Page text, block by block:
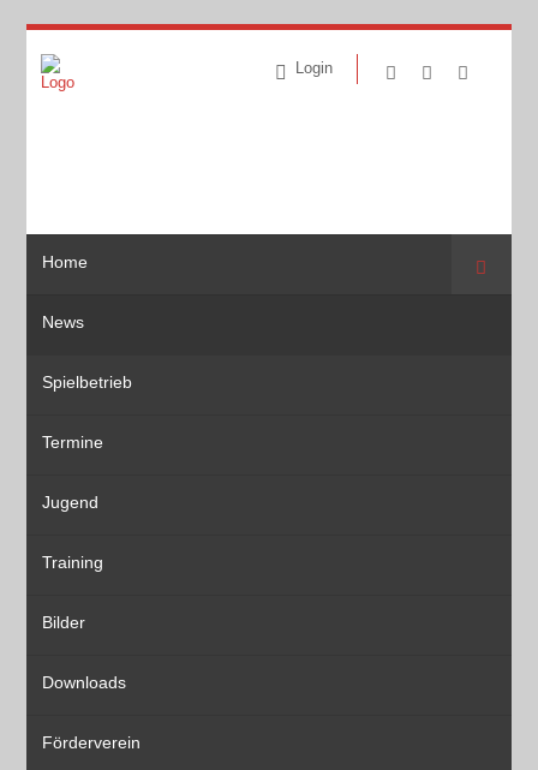
Login
Home
News
Spielbetrieb
Termine
Jugend
Training
Bilder
Downloads
Förderverein
Suche